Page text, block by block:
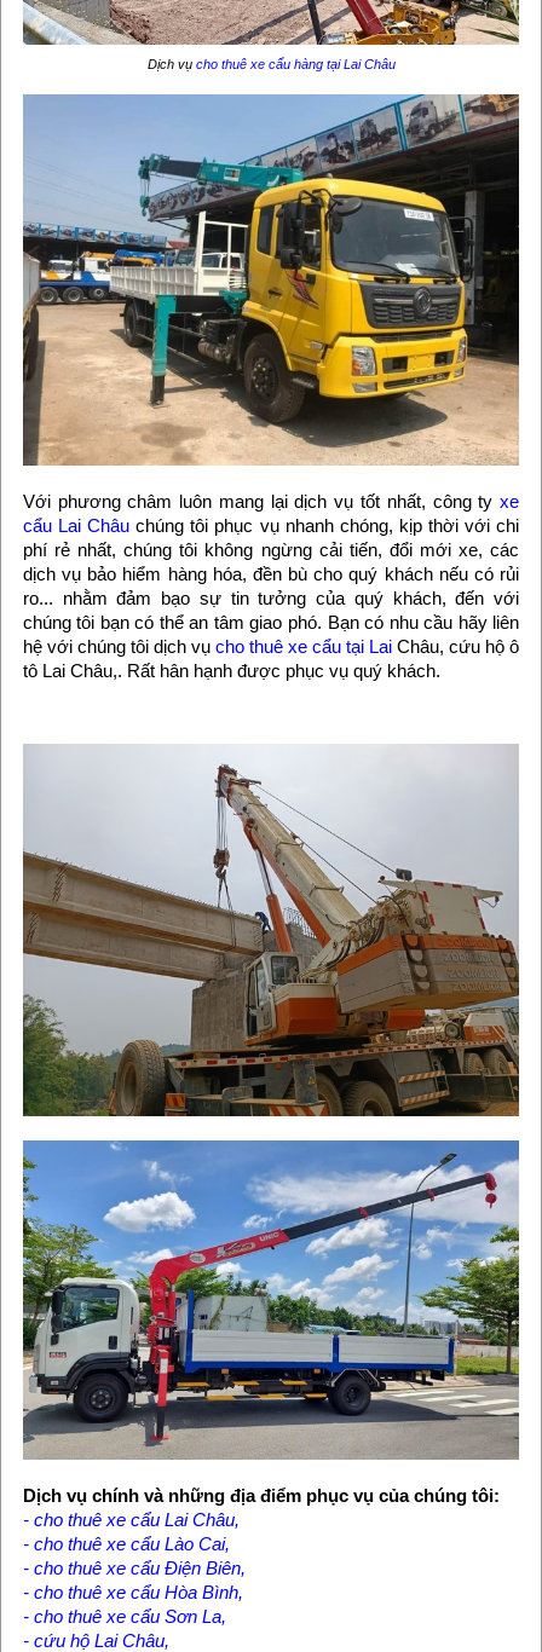
Dịch vụ cho thuê xe cẩu hàng tại Lai Châu
Với phương châm luôn mang lại dịch vụ tốt nhất, công tyxe
cẩu Lai Châu chúng tôi phục vụ nhanh chóng, kịp thời với chi
phí rẻ nhất, chúng tôi không ngừng cải tiến, đổi mới xe, các
dịch vụ bảo hiểm hàng hóa, đền bù cho quý khách nếu có rủi
ro... nhằm đảm bạo sự tin tưởng của quý khách, đến với
chúng tôi bạn có thể an tâm giao phó. Bạn có nhu cầu hãy liên
hệ với chúng tôi dịch vụ cho thuê xe cẩu tại LaiChâu, cứu hộ ô
tô Lai Châu,. Rất hân hạnh được phục vụ quý khách.
Dịch vụ chính và những địa điểm phục vụ của chúng tôi:
- cho thuê xe cẩu Lai Châu,
- cho thuê xe cẩu Lào Cai,
- cho thuê xe cẩu Điện Biên,
- cho thuê xe cẩu Hòa Bình,
- cho thuê xe cẩu Sơn La,
- cứu hộ Lai Châu,